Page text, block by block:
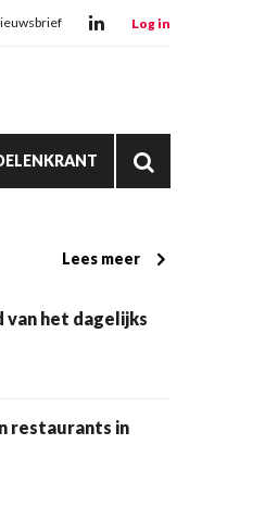
Log in
Lees meer
het dagelijks
restaurants in